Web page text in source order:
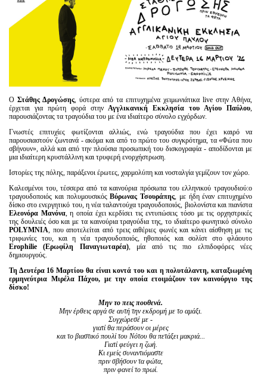
Ο Στάθης Δρογώσης, ύστερα από τα επιτυχημένα χειμωνιάτικα live στην Αθήνα,
έρχεται για πρώτη φορά στηνΑγγλικανική Εκκλησία του Αγίου Παύλου,
παρουσιάζοντας τα τραγούδια του με ένα ιδιαίτερο σύνολο εγχόρδων.
Γνωστές επιτυχίες φωτίζονται αλλιώς, ενώ τραγούδια που έχει καιρό να
παρουσιαστούν ζωντανά - ακόμα και από το πρώτο του συγκρότημα, τα «Φώτα που
σβήνουν», αλλά και από την πλούσια προσωπική του δισκογραφία - αποδίδονται με
μια ιδιαίτερη κρυστάλλινη και τρυφερή ενορχήστρωση.
Ιστορίες της πόλης, παράξενοι έρωτες, χαρμολύπη και νοσταλγία γεμίζουν τον χώρο.
Καλεσμένοι του, τέσσερα από τα καινούρια πρόσωπα του ελληνικού τραγουδιού:ο
τραγουδοποιός και πολυμουσικόςΒύρωνας Τσουράπης, με ήδη έναν επιτυχημένο
δίσκο στο ενεργητικό του, η νέα ταλαντούχα τραγουδοποιός, βιολονίστα και πιανίστα
Ελεονόρα Μανόνα, η οποία έχει κερδίσει τις εντυπώσεις τόσο με τις ορχηστρικές
της δουλειές όσο και με τα καινούρια τραγούδια της, το ιδιαίτερο φωνητικό σύνολο
POLYMNIA, που αποτελείται από τρεις αιθέριες φωνές και κάνει αίσθηση με τις
τριφωνίες του, και η νέα τραγουδοποιός, ηθοποιός και σολίστ στο φλάουτο
Erophilie (Ερωφίλη Παναγιωταρέα), μία από τις πιο ελπιδοφόρες νέες
δημιουργούς.
Τη Δευτέρα 16 Μαρτίου θα είναι κοντά του και η πολυτάλαντη, καταξιωμένη
ερμηνεύτρια Μιρέλα Πάχου, με την οποία ετοιμάζουν τον καινούργιο της
δίσκο!
Μην το πεις πουθενά.
Μην έρθεις αργά σε αυτή την εκδρομή με το αμάξι.
Συγχώρεσέ με -
γιατί θα περάσουν οι μέρες
και το βιαστικό πουλί του Νότου θα πετάξει μακριά...
Γιατί φεύγει η ζωή.
Κι εμείς συναντιόμαστε
πριν σβήσουν τα φώτα,
πριν φανεί το πρωί.